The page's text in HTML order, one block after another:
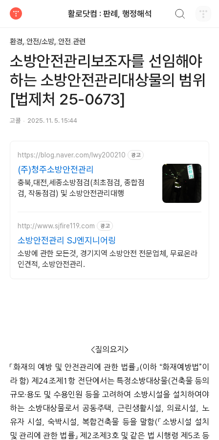
활로닷컴 : 판례, 행정해석
환경, 안전/소방, 안전 관련
소방안전관리보조자를 선임해야
하는 소방안전관리대상물의 범위
[법제처 25-0673]
고콜 2025. 11. 5. 15:44
https://blog.naver.com/lwy200210 광고
(주)청주소방안전관리
충북,대전,세종소방점검(최초점검, 종합점
검, 작동점검) 및 소방안전관리대행
http://www.sjfire119.com 광고
소방안전관리 SJ엔지니어링
소방에 관한 모든것, 경기지역 소방안전 전문업체, 무료온라
인견적, 소방안전관리.
<질의요지>
「화재의 예방 및 안전관리에 관한 법률」(이하 “화재예방법”이
라 함) 제24조제1항 전단에서는 특정소방대상물(건축물 등의
규모·용도 및 수용인원 등을 고려하여 소방시설을 설치하여야
하는 소방대상물로서 공동주택, 근린생활시설, 의료시설, 노
유자 시설, 숙박시설, 복합건축물 등을 말함(「소방시설 설치
및 관리에 관한 법률」 제2조제3호 및 같은 법 시행령 제5조 등